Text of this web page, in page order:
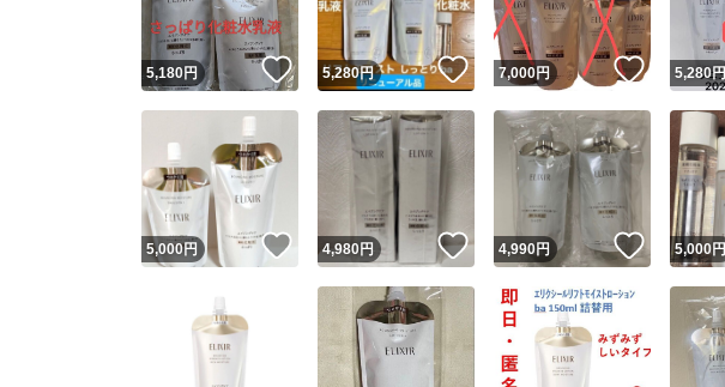
5,180円 いいね！
5,280円 いいね！
7,000円 いいね！
5,280円
5,000円 いいね！
4,980円 いいね！
4,990円 いいね！
5,000円